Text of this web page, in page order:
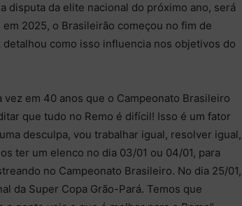
disputa da elite nacional do próximo ano, será
2025, o Brasileirão começou no fim de
como isso influencia nos objetivos do
em 40 anos que o Campeonato Brasileiro
que tudo no Remo é difícil! Isso é um fator
desculpa, vou trabalhar igual, resolver igual,
ter um elenco no dia 03/01 ou 04/01, para
no Campeonato Brasileiro. No dia 25/01,
da Super Copa Grão-Pará. Temos que